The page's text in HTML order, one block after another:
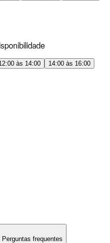
às 14:00
14:00 às 16:00
Perguntas frequentes